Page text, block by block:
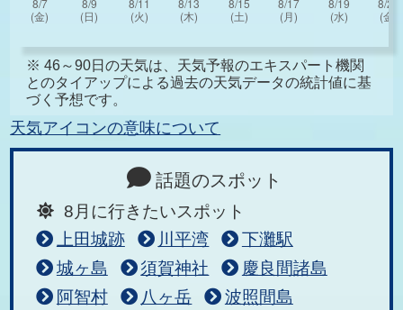
※ 46～90日の天気は、天気予報のエキスパート機関
とのタイアップによる過去の天気データの統計値に基
づく予想です。
天気アイコンの意味について
話題のスポット
8月に行きたいスポット
上田城跡
川平湾
下灘駅
城ヶ島
須賀神社
慶良間諸島
阿智村
八ヶ岳
波照間島